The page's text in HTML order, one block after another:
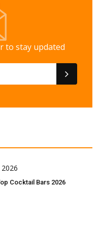
to stay updated
Cocktail Bars 2026